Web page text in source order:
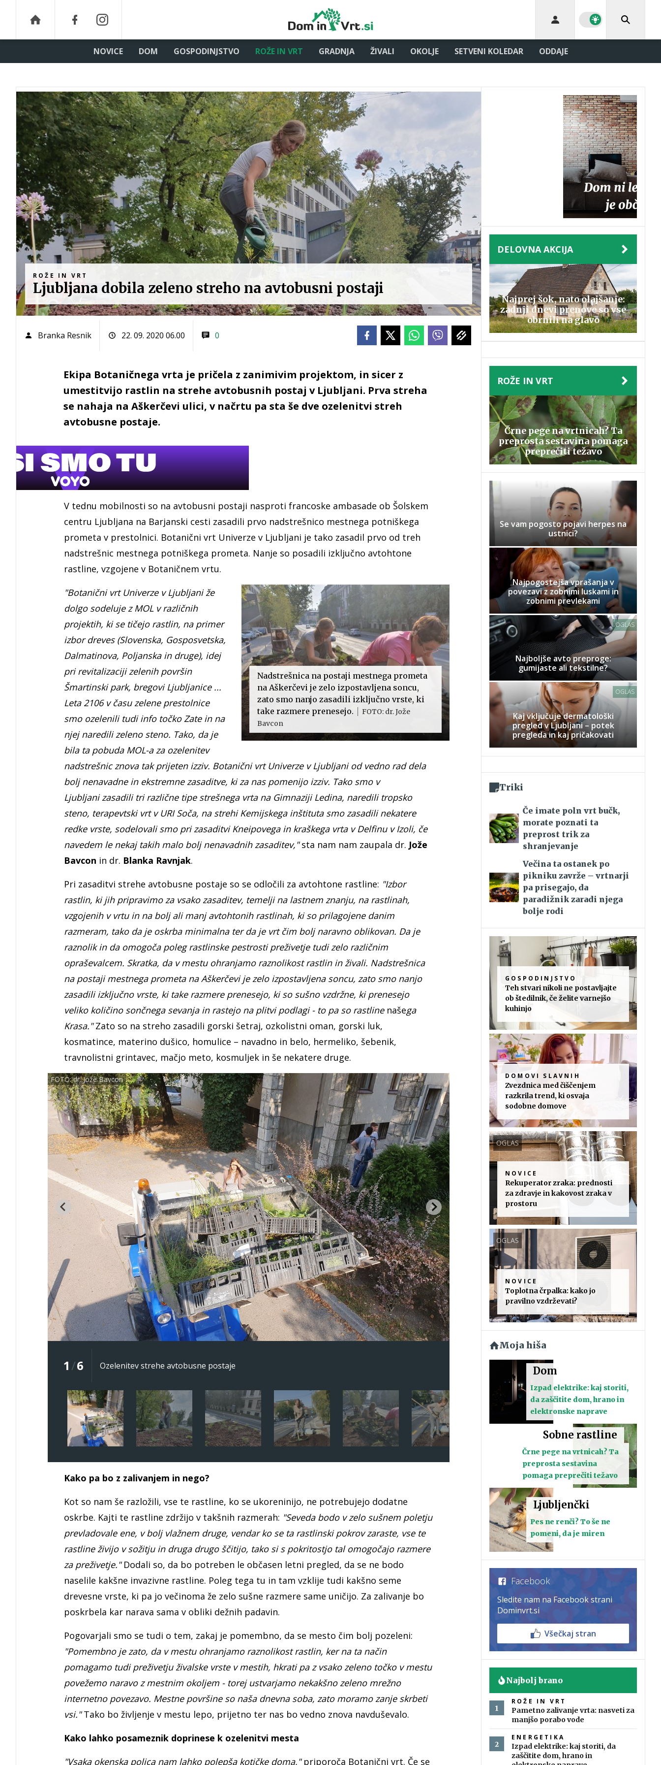
NOVICE DOM GOSPODINJSTVO ROŽE IN VRT GRADNJA ŽIVALI OKOLJE SETVENI KOLEDAR ODDAJE
ROŽE IN VRT
Ljubljana dobila zeleno streho na avtobusni postaji
Branka Resnik 22. 09. 2020 06.00 0
Ekipa Botaničnega vrta je pričela z zanimivim projektom, in sicer z
umestitvijo rastlin na strehe avtobusnih postaj v Ljubljani. Prva streha
se nahaja na Aškerčevi ulici, v načrtu pa sta še dve ozelenitvi streh
avtobusne postaje.
V tednu mobilnosti so na avtobusni postaji nasproti francoske ambasade ob Šolskem
centru Ljubljana na Barjanski cesti zasadili prvo nadstrešnico mestnega potniškega
prometa v prestolnici. Botanični vrt Univerze v Ljubljani je tako zasadil prvo od treh
nadstrešnic mestnega potniškega prometa. Nanje so posadili izključno avtohtone
rastline, vzgojene v Botaničnem vrtu.
Nadstrešnica na postaji mestnega prometa
na Aškerčevi je zelo izpostavljena soncu,
zato smo nanjo zasadili izključno vrste, ki
take razmere prenesejo.
FOTO: dr. Jože
Bavcon
"Botanični vrt Univerze v Ljubljani že
dolgo sodeluje z MOL v različnih
projektih, ki se tičejo rastlin, na primer
izbor dreves (Slovenska, Gosposvetska,
Dalmatinova, Poljanska in druge), idej
pri revitalizaciji zelenih površin
Šmartinski park, bregovi Ljubljanice ...
Leta 2106 v času zelene prestolnice
smo ozelenili tudi info točko Zate in na
njej naredili zeleno steno. Tako, da je
bila ta pobuda MOL-a za ozelenitev
nadstrešnic znova tak prijeten izziv. Botanični vrt Univerze v Ljubljani od vedno rad dela
bolj nenavadne in ekstremne zasaditve, ki za nas pomenijo izziv. Tako smo v
Ljubljani zasadili tri različne tipe strešnega vrta na Gimnaziji Ledina, naredili tropsko
steno, terapevtski vrt v URI Soča, na strehi Kemijskega inštituta smo zasadili nekatere
redke vrste, sodelovali smo pri zasaditvi Kneipovega in kraškega vrta v Delfinu v Izoli, če
navedem le nekaj takih malo bolj nenavadnih zasaditev,"sta nam nam zaupala dr. Jože
Bavcon in dr. Blanka Ravnjak.
Pri zasaditvi strehe avtobusne postaje so se odločili za avtohtone rastline: "Izbor
rastlin, ki jih pripravimo za vsako zasaditev, temelji na lastnem znanju, na rastlinah,
vzgojenih v vrtu in na bolj ali manj avtohtonih rastlinah, ki so prilagojene danim
razmeram, tako da je oskrba minimalna ter da je vrt čim bolj naravno oblikovan. Da je
raznolik in da omogoča poleg rastlinske pestrosti preživetje tudi zelo različnim
opraševalcem. Skratka, da v mestu ohranjamo raznolikost rastlin in živali. Nadstrešnica
na postaji mestnega prometa na Aškerčevi je zelo izpostavljena soncu, zato smo nanjo
zasadili izključno vrste, ki take razmere prenesejo, ki so sušno vzdržne, ki prenesejo
veliko količino sončnega sevanja in rastejo na plitvi podlagi - to pa so rastline našega
Krasa."Zato so na streho zasadili gorski šetraj, ozkolistni oman, gorski luk,
kosmatince, materino dušico, homulice – navadno in belo, hermeliko, šebenik,
travnolistni grintavec, mačjo meto, kosmuljek in še nekatere druge.
FOTO: dr. Jože Bavcon
1/6 Ozelenitev strehe avtobusne postaje
Kako pa bo z zalivanjem in nego?
Kot so nam še razložili, vse te rastline, ko se ukoreninijo, ne potrebujejo dodatne
oskrbe. Kajti te rastline zdržijo v takšnih razmerah: "Seveda bodo v zelo sušnem poletju
prevladovale ene, v bolj vlažnem druge, vendar ko se ta rastlinski pokrov zaraste, vse te
rastline živijo v sožitju in druga drugo ščitijo, tako si s pokritostjo tal omogočajo razmere
za preživetje."Dodali so, da bo potreben le občasen letni pregled, da se ne bodo
naselile kakšne invazivne rastline. Poleg tega tu in tam vzklije tudi kakšno seme
drevesne vrste, ki pa jo večinoma že zelo sušne razmere same uničijo. Za zalivanje bo
poskrbela kar narava sama v obliki dežnih padavin.
Pogovarjali smo se tudi o tem, zakaj je pomembno, da se mesto čim bolj pozeleni:
"Pomembno je zato, da v mestu ohranjamo raznolikost rastlin, ker na ta način
pomagamo tudi preživetju živalske vrste v mestih, hkrati pa z vsako zeleno točko v mestu
povežemo naravo z mestnim okoljem - torej ustvarjamo nekakšno zeleno mrežno
internetno povezavo. Mestne površine so naša dnevna soba, zato moramo zanje skrbeti
vsi."Tako bo življenje v mestu lepo, prijetno ter nas bo vedno znova navduševalo.
Kako lahko posameznik doprinese k ozelenitvi mesta
"Vsaka okenska polica nam lahko polepša kotičke doma,"priporoča Botanični vrt. Če se
DELOVNA AKCIJA
Najprej šok, nato olajšanje:
zadnji dnevi prenove so vse
obrnili na glavo
ROŽE IN VRT
Črne pege na vrtnicah? Ta
preprosta sestavina pomaga
preprečiti težavo
Se vam pogosto pojavi herpes na
ustnici?
Najpogostejša vprašanja v
povezavi z zobnimi luskami in
zobnimi prevlekami
OGLAS
Najboljše avto preproge:
gumijaste ali tekstilne?
OGLAS
Kaj vključuje dermatološki
pregled v Ljubljani – potek
pregleda in kaj pričakovati
Triki
Če imate poln vrt bučk,
morate poznati ta
preprost trik za
shranjevanje
Večina ta ostanek po
pikniku zavrže – vrtnarji
pa prisegajo, da
paradižnik zaradi njega
bolje rodi
GOSPODINJSTVO
Teh stvari nikoli ne postavljajte
ob štedilnik, če želite varnejšo
kuhinjo
DOMOVI SLAVNIH
Zvezdnica med čiščenjem
razkrila trend, ki osvaja
sodobne domove
OGLAS
NOVICE
Rekuperator zraka: prednosti
za zdravje in kakovost zraka v
prostoru
OGLAS
NOVICE
Toplotna črpalka: kako jo
pravilno vzdrževati?
Moja hiša
Dom
Izpad elektrike: kaj storiti,
da zaščitite dom, hrano in
elektronske naprave
Sobne rastline
Črne pege na vrtnicah? Ta
preprosta sestavina
pomaga preprečiti težavo
Ljubljenčki
Pes ne renči? To še ne
pomeni, da je miren
Facebook
Sledite nam na Facebook strani
Dominvrt.si
Všečkaj stran
Najbolj brano
ROŽE IN VRT
Pametno zalivanje vrta: nasveti za
manjšo porabo vode
ENERGETIKA
Izpad elektrike: kaj storiti, da
zaščitite dom, hrano in